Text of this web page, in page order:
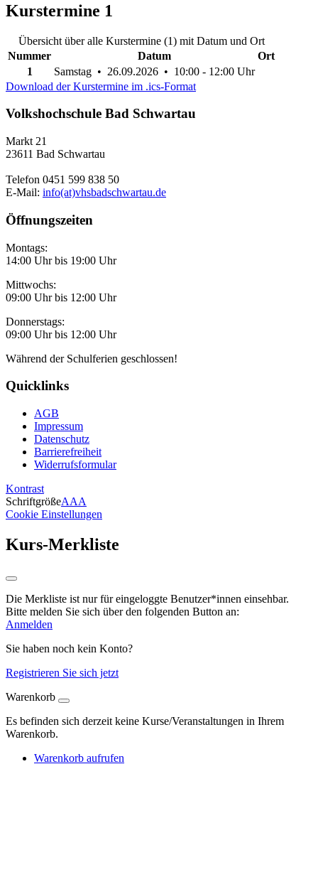
Kurstermine 1
Übersicht über alle Kurstermine (1) mit Datum und Ort
Nummer
Datum
Ort
1
Samstag • 26.09.2026 • 10:00 - 12:00 Uhr
Download der Kurstermine im .ics-Format
Volkshochschule Bad Schwartau
Markt 21
23611 Bad Schwartau
Telefon 0451 599 838 50
E-Mail: info(at)vhsbadschwartau.de
Öffnungszeiten
Montags:
14:00 Uhr bis 19:00 Uhr
Mittwochs:
09:00 Uhr bis 12:00 Uhr
Donnerstags:
09:00 Uhr bis 12:00 Uhr
Während der Schulferien geschlossen!
Quicklinks
AGB
Impressum
Datenschutz
Barrierefreiheit
Widerrufsformular
Kontrast
SchriftgrößeAAA
Cookie Einstellungen
Kurs-Merkliste
Die Merkliste ist nur für eingeloggte Benutzer*innen einsehbar.
Bitte melden Sie sich über den folgenden Button an:
Anmelden
Sie haben noch kein Konto?
Registrieren Sie sich jetzt
Warenkorb
Es befinden sich derzeit keine Kurse/Veranstaltungen in Ihrem
Warenkorb.
Warenkorb aufrufen